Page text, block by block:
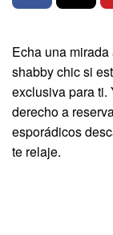
Echa una mirada
shabby chic si
exclusiva para ti.
derecho a
esporádicos
te relaje.